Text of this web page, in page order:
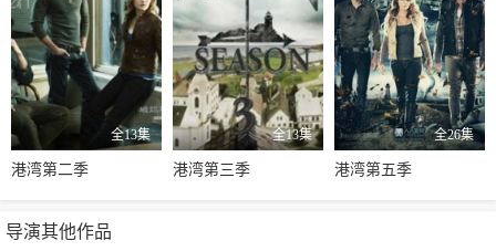
全13集
港湾第二季
全13集
港湾第三季
全26集
港湾第五季
导演其他作品